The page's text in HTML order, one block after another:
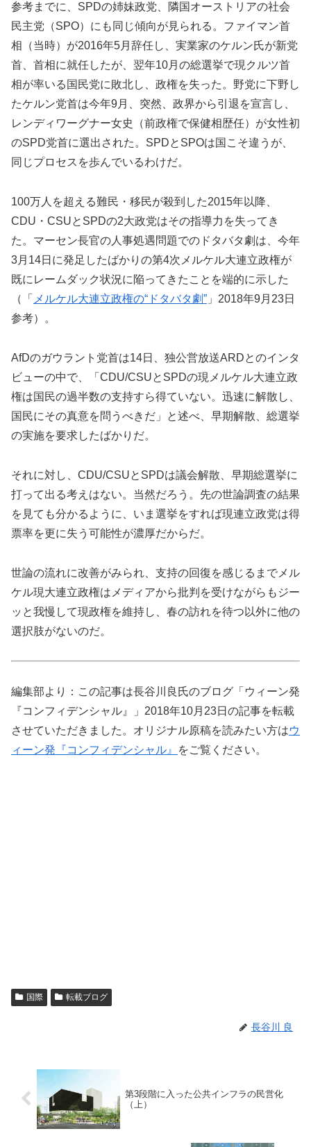
参考までに、SPDの姉妹政党、隣国オーストリアの社会
民主党（SPO）にも同じ傾向が見られる。ファイマン首
相（当時）が2016年5月辞任し、実業家のケルン氏が新党
首、首相に就任したが、翌年10月の総選挙で現クルツ首
相が率いる国民党に敗北し、政権を失った。野党に下野し
たケルン党首は今年9月、突然、政界から引退を宣言し、
レンディワーグナー女史（前政権で保健相歴任）が女性初
のSPD党首に選出された。SPDとSPOは国こそ違うが、
同じプロセスを歩んでいるわけだ。
100万人を超える難民・移民が殺到した2015年以降、
CDU・CSUとSPDの2大政党はその指導力を失ってき
た。マーセン長官の人事処遇問題でのドタバタ劇は、今年
3月14日に発足したばかりの第4次メルケル大連立政権が
既にレームダック状況に陥ってきたことを端的に示した
（「 メルケル大連立政権の“ドタバタ劇” 」2018年9月23日
参考）。
AfDのガウラント党首は14日、独公営放送ARDとのインタ
ビューの中で、「CDU/CSUとSPDの現メルケル大連立政
権は国民の過半数の支持すら得ていない。迅速に解散し、
国民にその真意を問うべきだ」と述べ、早期解散、総選挙
の実施を要求したばかりだ。
それに対し、CDU/CSUとSPDは議会解散、早期総選挙に
打って出る考えはない。当然だろう。先の世論調査の結果
を見ても分かるように、いま選挙をすれば現連立政党は得
票率を更に失う可能性が濃厚だからだ。
世論の流れに改善がみられ、支持の回復を感じるまでメル
ケル現大連立政権はメディアから批判を受けながらもジー
ッと我慢して現政権を維持し、春の訪れを待つ以外に他の
選択肢がないのだ。
編集部より：この記事は長谷川良氏のブログ「ウィーン発
『コンフィデンシャル』」2018年10月23日の記事を転載
させていただきました。オリジナル原稿を読みたい方はウ
ィーン発『コンフィデンシャル』
をご覧ください。
国際 転載ブログ
長谷川 良
第3段階に入った公共インフラの民営化
（上）